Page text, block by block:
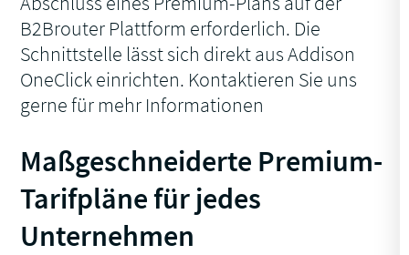
B2Brouter Plattform erforderlich. Die
Schnittstelle lässt sich direkt aus Addison
OneClick einrichten. Kontaktieren Sie uns
gerne für mehr Informationen
Maßgeschneiderte Premium-
Tarifpläne für jedes
Unternehmen